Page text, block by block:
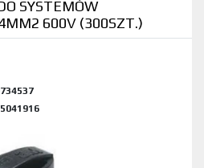
SYSTEMÓW
600V (300SZT.)